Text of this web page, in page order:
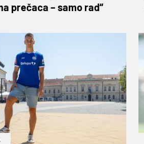
prečaca – samo rad“